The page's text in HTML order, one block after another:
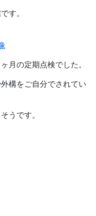
す。
月の定期点検でした。
構をご自分でされてい
うです。